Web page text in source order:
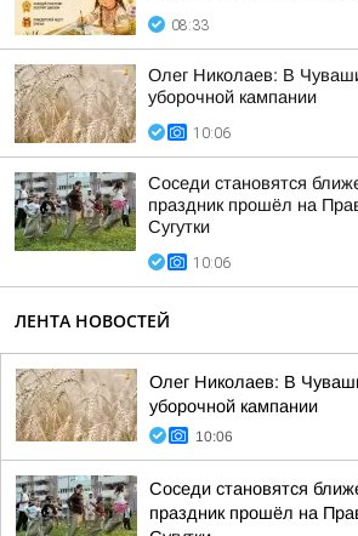
08:33
Олег Николаев: В
уборочной кампании
10:06
Соседи становятся
праздник прошёл на
Сугутки
10:06
ЛЕНТА НОВОСТЕЙ
Олег Николаев: В
уборочной кампании
10:06
Соседи становятся
праздник прошёл на